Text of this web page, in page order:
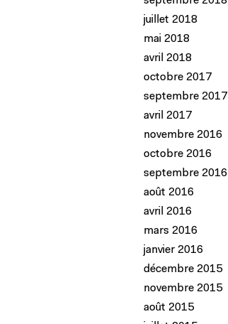
juillet 2018
mai 2018
avril 2018
octobre 2017
septembre 2017
avril 2017
novembre 2016
octobre 2016
septembre 2016
août 2016
avril 2016
mars 2016
janvier 2016
décembre 2015
novembre 2015
août 2015